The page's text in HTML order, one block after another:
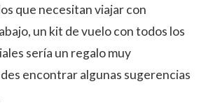
que necesitan viajar con
un kit de vuelo con todos los
sería un regalo muy
encontrar algunas sugerencias